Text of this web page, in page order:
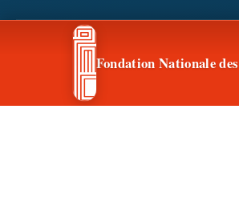
CONTACT & ACCÈS
Fondation Nationale